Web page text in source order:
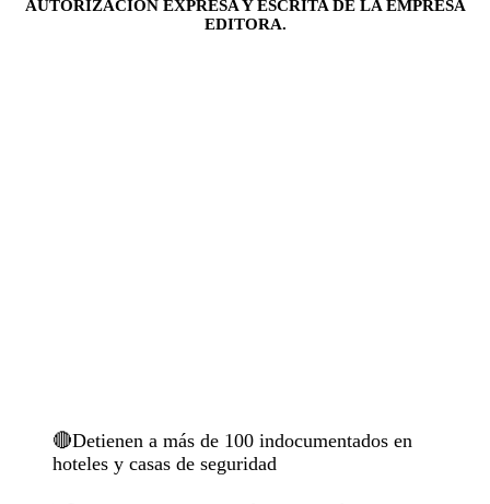
AUTORIZACIÓN EXPRESA Y ESCRITA DE LA EMPRESA
EDITORA.
🔴Detienen a más de 100 indocumentados en
hoteles y casas de seguridad